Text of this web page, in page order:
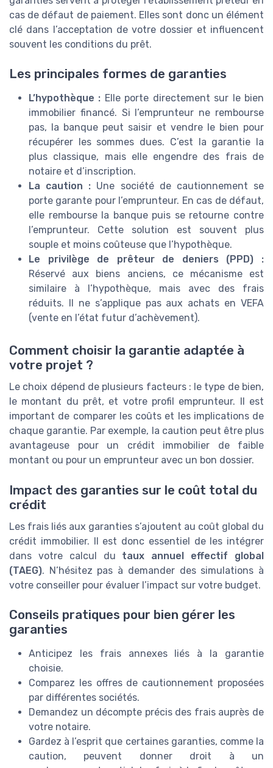
cas de défaut de paiement. Elles sont donc un élément
clé dans l’acceptation de votre dossier et influencent
souvent les conditions du prêt.
Les principales formes de garanties
L’hypothèque : Elle porte directement sur le bien
immobilier financé. Si l’emprunteur ne rembourse
pas, la banque peut saisir et vendre le bien pour
récupérer les sommes dues. C’est la garantie la
plus classique, mais elle engendre des frais de
notaire et d’inscription.
La caution : Une société de cautionnement se
porte garante pour l’emprunteur. En cas de défaut,
elle rembourse la banque puis se retourne contre
l’emprunteur. Cette solution est souvent plus
souple et moins coûteuse que l’hypothèque.
Le privilège de prêteur de deniers (PPD) :
Réservé aux biens anciens, ce mécanisme est
similaire à l’hypothèque, mais avec des frais
réduits. Il ne s’applique pas aux achats en VEFA
(vente en l’état futur d’achèvement).
Comment choisir la garantie adaptée à
votre projet ?
Le choix dépend de plusieurs facteurs : le type de bien,
le montant du prêt, et votre profil emprunteur. Il est
important de comparer les coûts et les implications de
chaque garantie. Par exemple, la caution peut être plus
avantageuse pour un crédit immobilier de faible
montant ou pour un emprunteur avec un bon dossier.
Impact des garanties sur le coût total du
crédit
Les frais liés aux garanties s’ajoutent au coût global du
crédit immobilier. Il est donc essentiel de les intégrer
dans votre calcul du taux annuel effectif global
(TAEG). N’hésitez pas à demander des simulations à
votre conseiller pour évaluer l’impact sur votre budget.
Conseils pratiques pour bien gérer les
garanties
Anticipez les frais annexes liés à la garantie
choisie.
Comparez les offres de cautionnement proposées
par différentes sociétés.
Demandez un décompte précis des frais auprès de
votre notaire.
Gardez à l’esprit que certaines garanties, comme la
caution, peuvent donner droit à un